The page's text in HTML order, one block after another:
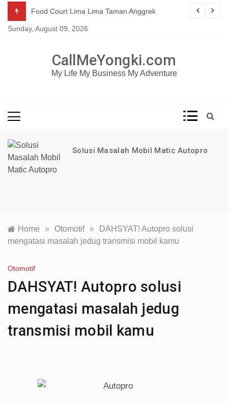
Mau dapat tutorial digital marketing GRATIS selama 1
TAHUN?
content
Food Court Lima Lima Taman Anggrek
Sunday, August 09, 2026
CallMeYongki.com
My Life My Business My Adventure
Solusi Masalah Mobil Matic Autopro
Home » Otomotif »
DAHSYAT! Autopro solusi
mengatasi masalah jedug transmisi mobil kamu
Otomotif
DAHSYAT! Autopro solusi
mengatasi masalah jedug
transmisi mobil kamu